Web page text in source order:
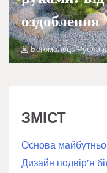
оздоблення
Богомолець
ЗМІСТ
Основа
Дизайн подвір’я